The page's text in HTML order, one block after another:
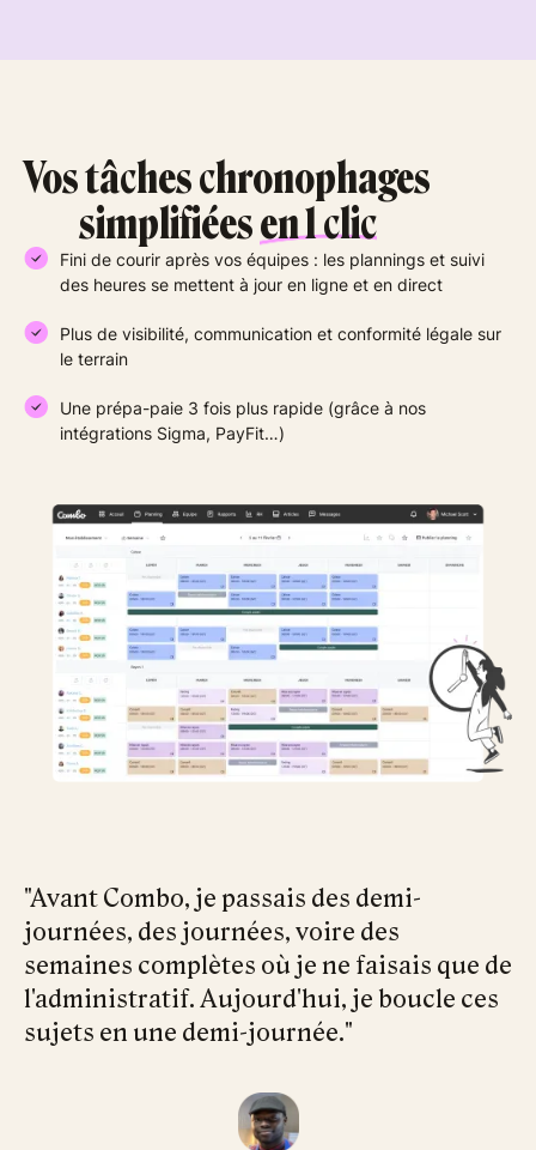
Vos tâches chronophages
simplifiéesen 1 clic
Fini de courir après vos équipes : les plannings et suivi
des heures se mettent à jour en ligne et en direct
Plus de visibilité, communication et conformité légale sur
le terrain
Une prépa-paie 3 fois plus rapide (grâce à nos
intégrations Sigma, PayFit…)
"Avant Combo, je passais des demi-
journées, des journées, voire des
semaines complètes où je ne faisais que de
l'administratif. Aujourd'hui, je boucle ces
sujets en une demi-journée."